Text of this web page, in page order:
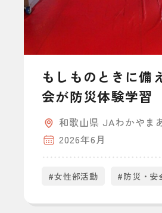
もしものときに
会が防災体験学習
和歌山県 JAわかやま
2026年6月
#女性部活動 #防災・安